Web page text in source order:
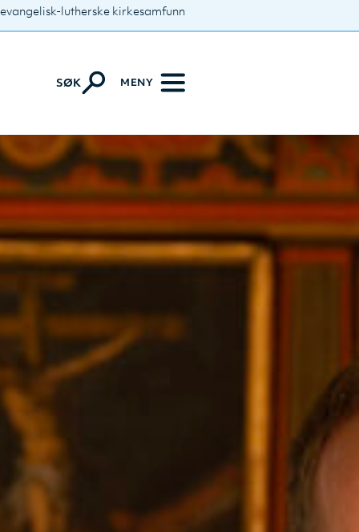
lutherske kirkesamfunn
SØK MENY